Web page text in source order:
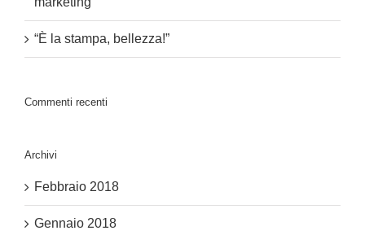
“È la stampa, bellezza!”
Commenti recenti
Archivi
Febbraio 2018
Gennaio 2018